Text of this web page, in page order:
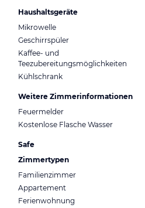
Haushaltsgeräte
Mikrowelle
Geschirrspüler
Kaffee- und
Teezubereitungsmöglichkeiten
Kühlschrank
Weitere Zimmerinformationen
Feuermelder
Kostenlose Flasche Wasser
Safe
Zimmertypen
Familienzimmer
Appartement
Ferienwohnung